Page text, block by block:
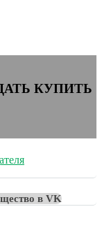
КУПИТЬ
в VK